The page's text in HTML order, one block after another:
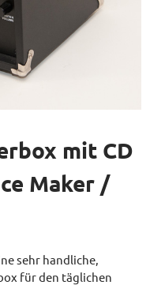
mit CD
Maker /
sehr handliche,
für den täglichen